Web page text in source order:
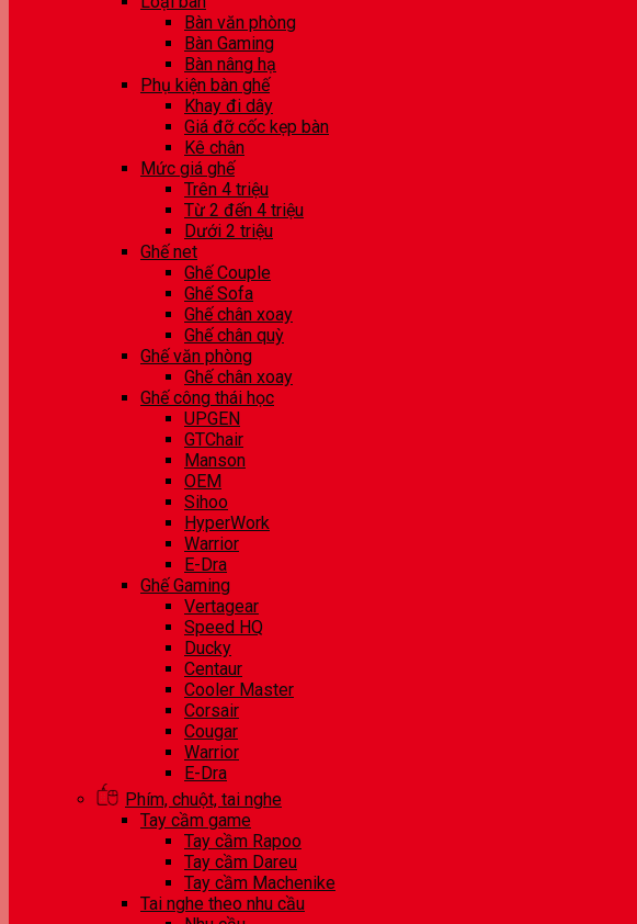
Bàn văn phòng
Bàn Gaming
Bàn nâng hạ
Phụ kiện bàn ghế
Khay đi dây
Giá đỡ cốc kẹp bàn
Kê chân
Mức giá ghế
Trên 4 triệu
Từ 2 đến 4 triệu
Dưới 2 triệu
Ghế net
Ghế Couple
Ghế Sofa
Ghế chân xoay
Ghế chân quỳ
Ghế văn phòng
Ghế chân xoay
Ghế công thái học
UPGEN
GTChair
Manson
OEM
Sihoo
HyperWork
Warrior
E-Dra
Ghế Gaming
Vertagear
Speed HQ
Ducky
Centaur
Cooler Master
Corsair
Cougar
Warrior
E-Dra
Phím, chuột, tai nghe
Tay cầm game
Tay cầm Rapoo
Tay cầm Dareu
Tay cầm Machenike
Tai nghe theo nhu cầu